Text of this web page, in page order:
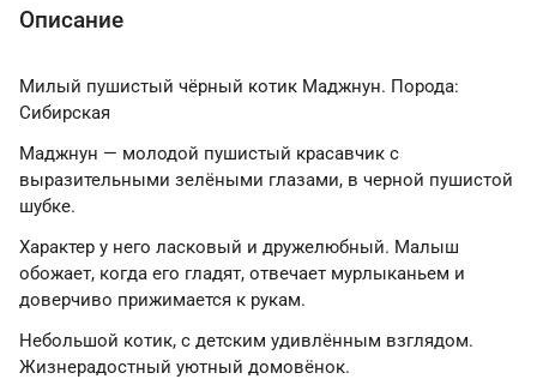
Описание
Милый пушистый чёрный котик Маджнун. Порода:
Сибирская
Маджнун — молодой пушистый красавчик с
выразительными зелёными глазами, в черной пушистой
шубке.
Характер у него ласковый и дружелюбный. Малыш
обожает, когда его гладят, отвечает мурлыканьем и
доверчиво прижимается к рукам.
Небольшой котик, с детским удивлённым взглядом.
Жизнерадостный уютный домовёнок.